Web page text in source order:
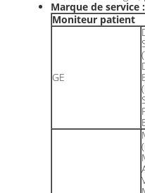
Marque de service :
Moniteur patient
GE